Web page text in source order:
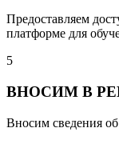
Предоставляем
платформе для
5
ВНОСИМ В
Вносим сведения